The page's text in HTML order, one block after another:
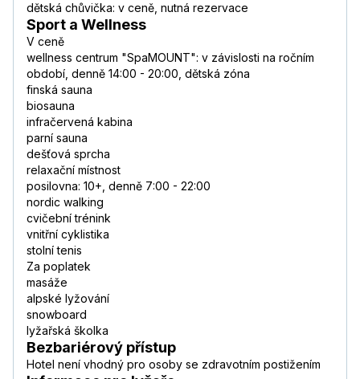
dětská chůvička: v ceně, nutná rezervace
Sport a Wellness
V ceně
wellness centrum "SpaMOUNT": v závislosti na ročním
období, denně 14:00 - 20:00, dětská zóna
finská sauna
biosauna
infračervená kabina
parní sauna
dešťová sprcha
relaxační místnost
posilovna: 10+, denně 7:00 - 22:00
nordic walking
cvičební trénink
vnitřní cyklistika
stolní tenis
Za poplatek
masáže
alpské lyžování
snowboard
lyžařská školka
Bezbariérový přístup
Hotel není vhodný pro osoby se zdravotním postižením